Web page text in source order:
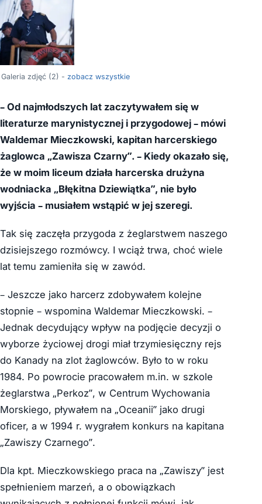
Galeria zdjęć (2) - zobacz wszystkie
– Od najmłodszych lat zaczytywałem się w
literaturze marynistycznej i przygodowej – mówi
Waldemar Mieczkowski, kapitan harcerskiego
żaglowca „Zawisza Czarny”. – Kiedy okazało się,
że w moim liceum działa harcerska drużyna
wodniacka „Błękitna Dziewiątka”, nie było
wyjścia – musiałem wstąpić w jej szeregi.
Tak się zaczęła przygoda z żeglarstwem naszego
dzisiejszego rozmówcy. I wciąż trwa, choć wiele
lat temu zamieniła się w zawód.
– Jeszcze jako harcerz zdobywałem kolejne
stopnie – wspomina Waldemar Mieczkowski. –
Jednak decydujący wpływ na podjęcie decyzji o
wyborze życiowej drogi miał trzymiesięczny rejs
do Kanady na zlot żaglowców. Było to w roku
1984. Po powrocie pracowałem m.in. w szkole
żeglarstwa „Perkoz”, w Centrum Wychowania
Morskiego, pływałem na „Oceanii” jako drugi
oficer, a w 1994 r. wygrałem konkurs na kapitana
„Zawiszy Czarnego”.
Dla kpt. Mieczkowskiego praca na „Zawiszy” jest
spełnieniem marzeń, a o obowiązkach